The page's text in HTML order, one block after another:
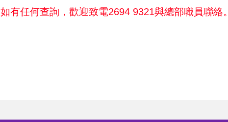
如有任何查詢，歡迎致電2694 9321與總部職員聯絡。